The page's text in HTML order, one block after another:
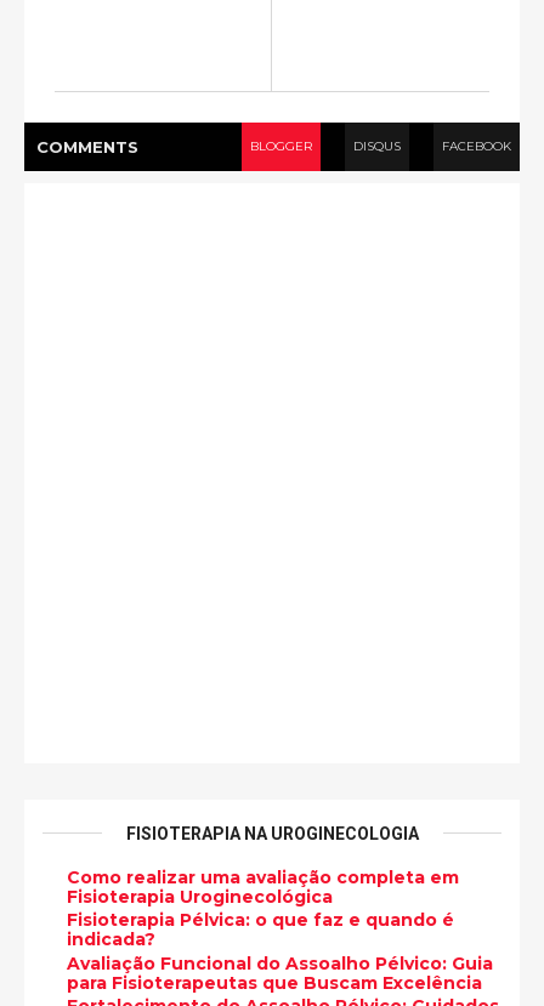
COMMENTS BLOGGER DISQUS FACEBOOK
FISIOTERAPIA NA UROGINECOLOGIA
Como realizar uma avaliação completa em
Fisioterapia Uroginecológica
Fisioterapia Pélvica: o que faz e quando é
indicada?
Avaliação Funcional do Assoalho Pélvico: Guia
para Fisioterapeutas que Buscam Excelência